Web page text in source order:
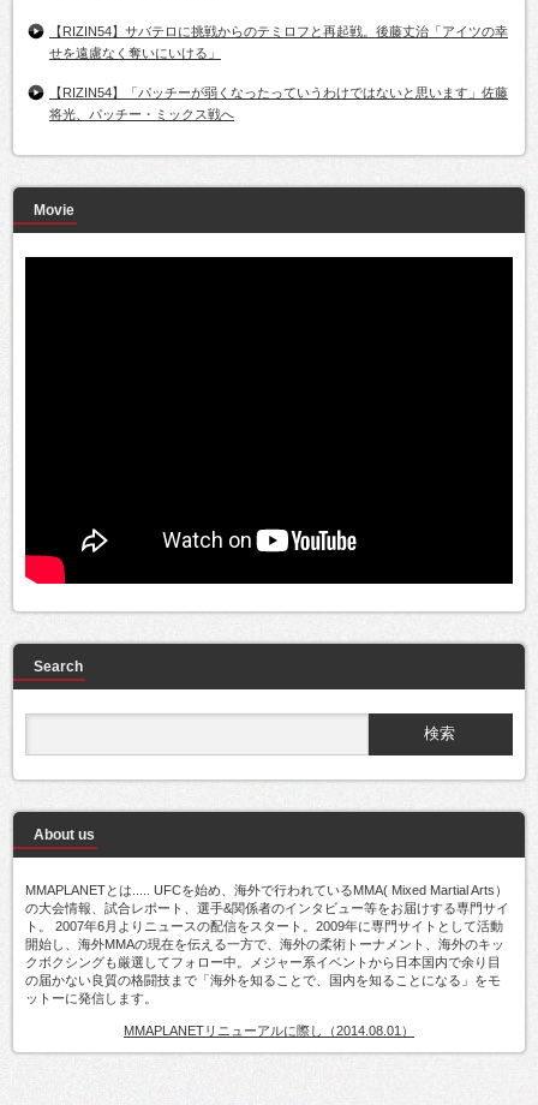
【RIZIN54】サバテロに挑戦からのテミロフと再起戦。後藤丈治「アイツの幸
せを遠慮なく奪いにいける」
【RIZIN54】「パッチーが弱くなったっていうわけではないと思います」佐藤
将光、パッチー・ミックス戦へ
Movie
Search
About us
MMAPLANETとは..... UFCを始め、海外で行われているMMA( Mixed Martial Arts）
の大会情報、試合レポート、選手&関係者のインタビュー等をお届けする専門サイ
ト。 2007年6月よりニュースの配信をスタート。2009年に専門サイトとして活動
開始し、海外MMAの現在を伝える一方で、海外の柔術トーナメント、海外のキッ
クボクシングも厳選してフォロー中。メジャー系イベントから日本国内で余り目
の届かない良質の格闘技まで「海外を知ることで、国内を知ることになる」をモ
ットーに発信します。
MMAPLANETリニューアルに際し（2014.08.01）